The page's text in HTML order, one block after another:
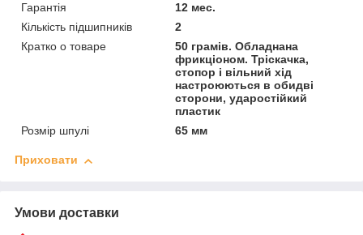
Гарантія
12 мес.
Кількість підшипників
2
Кратко о товаре
50 грамів. Обладнана
фрикціоном. Тріскачка,
стопор і вільний хід
настроюються в обидві
сторони, ударостійкий
пластик
Розмір шпулі
65 мм
Приховати
Умови доставки